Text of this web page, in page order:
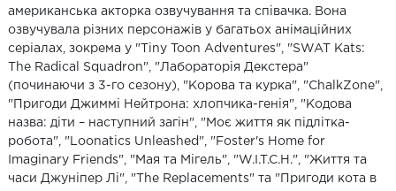
американська акторка озвучування та співачка. Вона
озвучувала різних персонажів у багатьох анімаційних
серіалах, зокрема у "Tiny Toon Adventures", "SWAT Kats:
The Radical Squadron", "Лабораторія Декстера"
(починаючи з 3-го сезону), "Корова та курка", "ChalkZone",
"Пригоди Джиммі Нейтрона: хлопчика-генія", "Кодова
назва: діти – наступний загін", "Моє життя як підлітка-
робота", "Loonatics Unleashed", "Foster's Home for
Imaginary Friends", "Мая та Мігель", "W.I.T.C.H.", "Життя та
часи Джуніпер Лі", "The Replacements" та "Пригоди кота в